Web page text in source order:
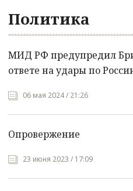
Политика
МИД РФ предупредил
ответе на удары по
06 мая 2024 / 21:26
Опровержение
23 июня 2023 / 17:09